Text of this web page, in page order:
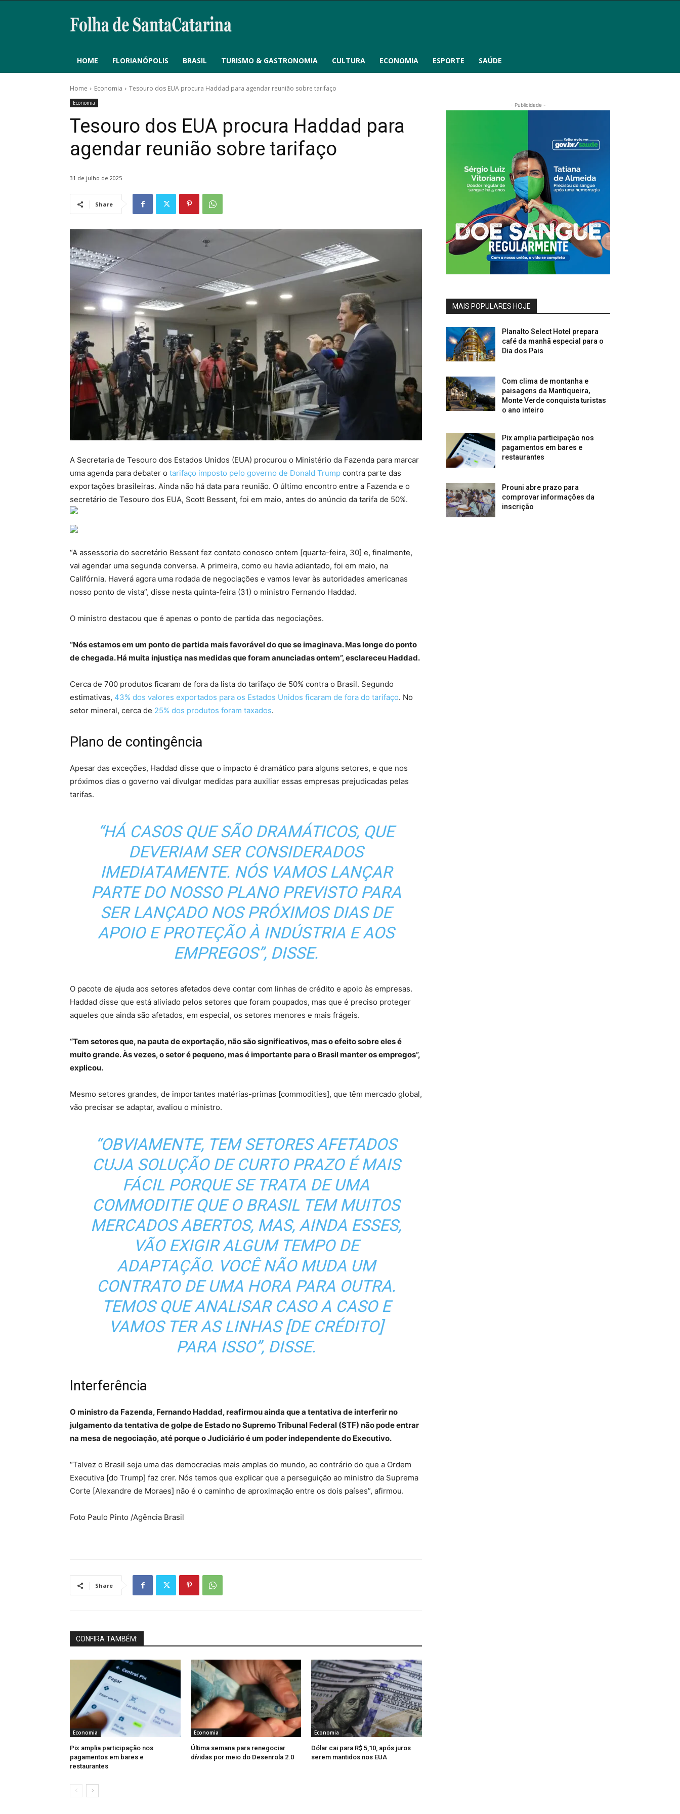
HOME FLORIANÓPOLIS BRASIL TURISMO & GASTRONOMIA CULTURA ECONOMIA ESPORTE SAÚDE
Home Economia Tesouro dos EUA procura Haddad para agendar reunião sobre tarifaço
Economia
Tesouro dos EUA procura Haddad para
agendar reunião sobre tarifaço
31 de julho de 2025
Share
A Secretaria de Tesouro dos Estados Unidos (EUA) procurou o Ministério da Fazenda para marcar
uma agenda para debater o tarifaço imposto pelo governo de Donald Trump contra parte das
exportações brasileiras. Ainda não há data para reunião. O último encontro entre a Fazenda e o
secretário de Tesouro dos EUA, Scott Bessent, foi em maio, antes do anúncio da tarifa de 50%.
“A assessoria do secretário Bessent fez contato conosco ontem [quarta-feira, 30] e, finalmente,
vai agendar uma segunda conversa. A primeira, como eu havia adiantado, foi em maio, na
Califórnia. Haverá agora uma rodada de negociações e vamos levar às autoridades americanas
nosso ponto de vista”, disse nesta quinta-feira (31) o ministro Fernando Haddad.
O ministro destacou que é apenas o ponto de partida das negociações.
“Nós estamos em um ponto de partida mais favorável do que se imaginava. Mas longe do ponto
de chegada. Há muita injustiça nas medidas que foram anunciadas ontem”, esclareceu Haddad.
Cerca de 700 produtos ficaram de fora da lista do tarifaço de 50% contra o Brasil. Segundo
estimativas, 43% dos valores exportados para os Estados Unidos ficaram de fora do tarifaço. No
setor mineral, cerca de 25% dos produtos foram taxados.
Plano de contingência
Apesar das exceções, Haddad disse que o impacto é dramático para alguns setores, e que nos
próximos dias o governo vai divulgar medidas para auxiliar essas empresas prejudicadas pelas
tarifas.
“HÁ CASOS QUE SÃO DRAMÁTICOS, QUE
DEVERIAM SER CONSIDERADOS
IMEDIATAMENTE. NÓS VAMOS LANÇAR
PARTE DO NOSSO PLANO PREVISTO PARA
SER LANÇADO NOS PRÓXIMOS DIAS DE
APOIO E PROTEÇÃO À INDÚSTRIA E AOS
EMPREGOS”, DISSE.
O pacote de ajuda aos setores afetados deve contar com linhas de crédito e apoio às empresas.
Haddad disse que está aliviado pelos setores que foram poupados, mas que é preciso proteger
aqueles que ainda são afetados, em especial, os setores menores e mais frágeis.
“Tem setores que, na pauta de exportação, não são significativos, mas o efeito sobre eles é
muito grande. Às vezes, o setor é pequeno, mas é importante para o Brasil manter os empregos”,
explicou.
Mesmo setores grandes, de importantes matérias-primas [commodities], que têm mercado global,
vão precisar se adaptar, avaliou o ministro.
“OBVIAMENTE, TEM SETORES AFETADOS
CUJA SOLUÇÃO DE CURTO PRAZO É MAIS
FÁCIL PORQUE SE TRATA DE UMA
COMMODITIE QUE O BRASIL TEM MUITOS
MERCADOS ABERTOS, MAS, AINDA ESSES,
VÃO EXIGIR ALGUM TEMPO DE
ADAPTAÇÃO. VOCÊ NÃO MUDA UM
CONTRATO DE UMA HORA PARA OUTRA.
TEMOS QUE ANALISAR CASO A CASO E
VAMOS TER AS LINHAS [DE CRÉDITO]
PARA ISSO”, DISSE.
Interferência
O ministro da Fazenda, Fernando Haddad, reafirmou ainda que a tentativa de interferir no
julgamento da tentativa de golpe de Estado no Supremo Tribunal Federal (STF) não pode entrar
na mesa de negociação, até porque o Judiciário é um poder independente do Executivo.
“Talvez o Brasil seja uma das democracias mais amplas do mundo, ao contrário do que a Ordem
Executiva [do Trump] faz crer. Nós temos que explicar que a perseguição ao ministro da Suprema
Corte [Alexandre de Moraes] não é o caminho de aproximação entre os dois países”, afirmou.
Foto Paulo Pinto /Agência Brasil
Share
CONFIRA TAMBÉM:
Economia
Pix amplia participação nos
pagamentos em bares e
restaurantes
Economia
Última semana para renegociar
dívidas por meio do Desenrola 2.0
Economia
Dólar cai para R$ 5,10, após juros
serem mantidos nos EUA
- Publicidade -
MAIS POPULARES HOJE
Planalto Select Hotel prepara
café da manhã especial para o
Dia dos Pais
Com clima de montanha e
paisagens da Mantiqueira,
Monte Verde conquista turistas
o ano inteiro
Pix amplia participação nos
pagamentos em bares e
restaurantes
Prouni abre prazo para
comprovar informações da
inscrição